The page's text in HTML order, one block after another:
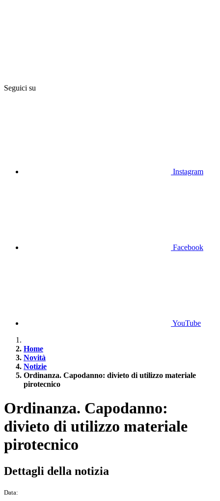
Seguici su
Instagram
Facebook
YouTube
Home
Novità
Notizie
Ordinanza. Capodanno: divieto di utilizzo materiale
pirotecnico
Ordinanza. Capodanno:
divieto di utilizzo materiale
pirotecnico
Dettagli della notizia
Data: